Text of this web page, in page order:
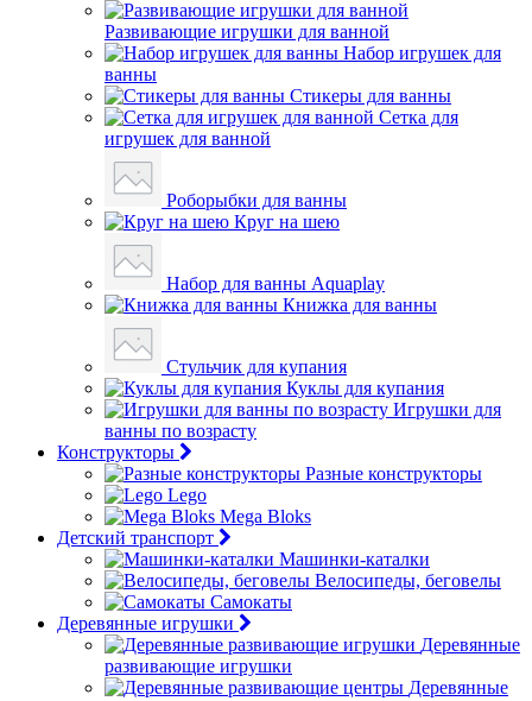
Развивающие игрушки для ванной
Набор игрушек для
ванны
Стикеры для ванны
Сетка для
игрушек для ванной
Роборыбки для ванны
Круг на шею
Набор для ванны Aquaplay
Книжка для ванны
Стульчик для купания
Куклы для купания
Игрушки для
ванны по возрасту
Конструкторы
Разные конструкторы
Lego
Mega Bloks
Детский транспорт
Машинки-каталки
Велосипеды, беговелы
Самокаты
Деревянные игрушки
Деревянные
развивающие игрушки
Деревянные